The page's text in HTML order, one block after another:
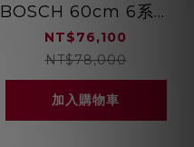
BOSCH 60cm 6系列
全嵌式洗碗機 沸石烘
乾 220V 自動開門
SMV6YCX05E
NT$76,100
NT$78,000
加入購物車